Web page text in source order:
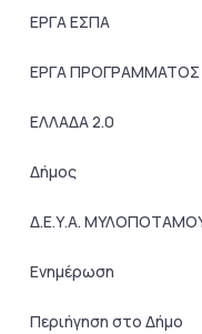
ΕΡΓΑ ΕΣΠΑ
ΕΡΓΑ ΠΡΟΓΡΑΜΜΑΤΟΣ
ΕΛΛΑΔΑ 2.0
Δήμος
Δ.Ε.Υ.Α.
Ενημέρωση
Περιήγηση στο Δήμο